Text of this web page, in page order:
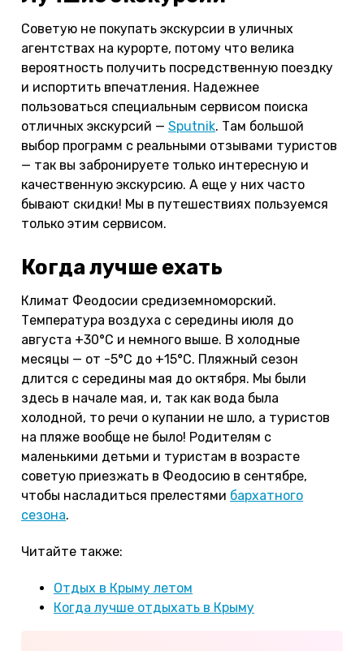
Советую не покупать экскурсии в уличных
агентствах на курорте, потому что велика
вероятность получить посредственную поездку
и испортить впечатления. Надежнее
пользоваться специальным сервисом поиска
отличных экскурсий — Sputnik. Там большой
выбор программ с реальными отзывами туристов
— так вы забронируете только интересную и
качественную экскурсию. А еще у них часто
бывают скидки! Мы в путешествиях пользуемся
только этим сервисом.
Когда лучше ехать
Климат Феодосии средиземноморский.
Температура воздуха с середины июля до
августа +30°С и немного выше. В холодные
месяцы — от -5°С до +15°С. Пляжный сезон
длится с середины мая до октября. Мы были
здесь в начале мая, и, так как вода была
холодной, то речи о купании не шло, а туристов
на пляже вообще не было! Родителям с
маленькими детьми и туристам в возрасте
советую приезжать в Феодосию в сентябре,
чтобы насладиться прелестями бархатного
сезона.
Читайте также:
Отдых в Крыму летом
Когда лучше отдыхать в Крыму